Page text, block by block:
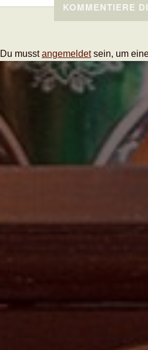
KOMMENTIERE
Du musstangemeldetsein, um